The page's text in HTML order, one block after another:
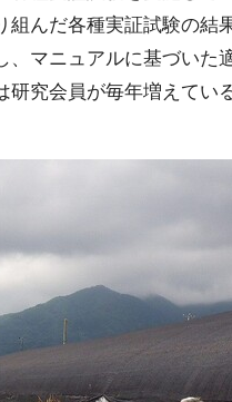
んだ各種実証試験の結
マニュアルに基づいた
究会員が毎年増えてい